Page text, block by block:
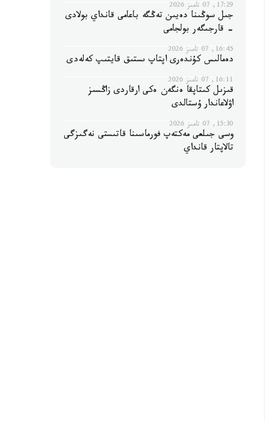
17:29, 07 تامىز 2026
جىل سوڭىنا دەيىن تەڭگە باعامى قانداي بولادى
- قارجىگەر بولجامى
16:45, 07 تامىز 2026
دەمالىس كۇندەرى اپتاپ ىستىق قايتىپ كەلەدى
16:11, 07 تامىز 2026
قىزىل كىتاپقا ەنگەن ەكى ارقاردى زاڭسىز
اۋلاعاندار ۇستالدى
15:30, 07 تامىز 2026
وسى جىلعى مەكتەپ فورماسىنا قاتىستى نەگىزگى
تالاپتار قانداي